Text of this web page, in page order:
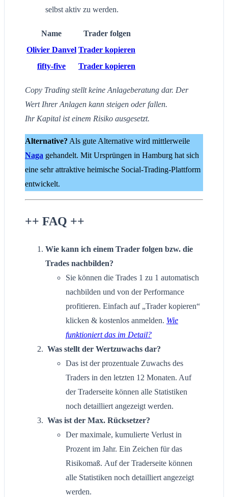
selbst aktiv zu werden.
Name
Trader folgen
Olivier Danvel Trader kopieren
fifty-five
Trader kopieren
Copy Trading stellt keine Anlageberatung dar. Der
Wert Ihrer Anlagen kann steigen oder fallen.
Ihr Kapital ist einem Risiko ausgesetzt.
Alternative? Als gute Alternative wird mittlerweile
Naga gehandelt. Mit Ursprüngen in Hamburg hat sich
eine sehr attraktive heimische Social-Trading-Plattform
entwickelt.
++ FAQ ++
Wie kann ich einem Trader folgen bzw. die
Trades nachbilden?
Sie können die Trades 1 zu 1 automatisch
nachbilden und von der Performance
profitieren. Einfach auf „Trader kopieren“
klicken & kostenlos anmelden. Wie
funktioniert das im Detail?
Was stellt der Wertzuwachs dar?
Das ist der prozentuale Zuwachs des
Traders in den letzten 12 Monaten. Auf
der Traderseite können alle Statistiken
noch detailliert angezeigt werden.
Was ist der Max. Rücksetzer?
Der maximale, kumulierte Verlust in
Prozent im Jahr. Ein Zeichen für das
Risikomaß. Auf der Traderseite können
alle Statistiken noch detailliert angezeigt
werden.